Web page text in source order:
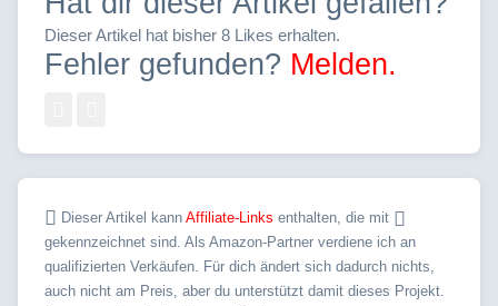
Dieser Artikel hat bisher 8 Likes erhalten.
Fehler gefunden? Melden.
Dieser Artikel kann Affiliate-Links enthalten, die mit
gekennzeichnet sind. Als Amazon-Partner verdiene ich an
qualifizierten Verkäufen. Für dich ändert sich dadurch nichts,
auch nicht am Preis, aber du unterstützt damit dieses Projekt.